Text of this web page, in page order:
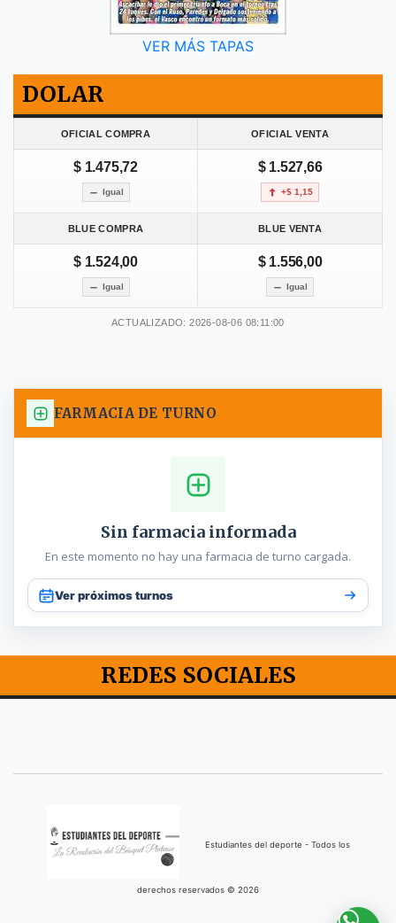
VER MÁS TAPAS
DOLAR
OFICIAL COMPRA OFICIAL VENTA
$ 1.475,72
Igual
$ 1.527,66
+$ 1,15
BLUE COMPRA BLUE VENTA
$ 1.524,00
Igual
$ 1.556,00
Igual
ACTUALIZADO: 2026-08-06 08:11:00
FARMACIA DE TURNO
Sin farmacia informada
En este momento no hay una farmacia de turno cargada.
Ver próximos turnos
REDES SOCIALES
Estudiantes del deporte - Todos los
derechos reservados © 2026